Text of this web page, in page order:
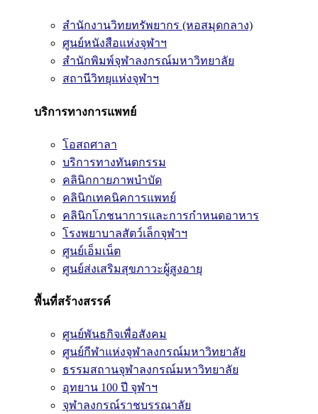
สำนักงานวิทยทรัพยากร (หอสมุดกลาง)
ศูนย์หนังสือแห่งจุฬาฯ
สำนักพิมพ์จุฬาลงกรณ์มหาวิทยาลัย
สถานีวิทยุแห่งจุฬาฯ
บริการทางการแพทย์
โอสถศาลา
บริการทางทันตกรรม
คลินิกกายภาพบำบัด
คลินิกเทคนิคการแพทย์
คลินิกโภชนาการและการกำหนดอาหาร
โรงพยาบาลสัตว์เล็กจุฬาฯ
ศูนย์เอ็มเน็ต
ศูนย์ส่งเสริมสุขภาวะผู้สูงอายุ
พื้นที่สร้างสรรค์
ศูนย์พันธกิจเพื่อสังคม
ศูนย์กีฬาแห่งจุฬาลงกรณ์มหาวิทยาลัย
ธรรมสถานจุฬาลงกรณ์มหาวิทยาลัย
อุทยาน 100 ปี จุฬาฯ
จุฬาลงกรณ์ราชบรรณาลัย